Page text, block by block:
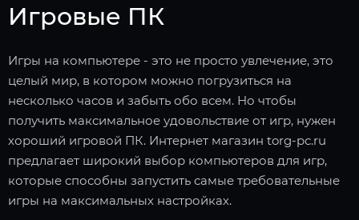
Игровые ПК
Игры на компьютере - это не просто увлечение, это
целый мир, в котором можно погрузиться на
несколько часов и забыть обо всем. Но чтобы
получить максимальное удовольствие от игр, нужен
хороший игровой ПК. Интернет магазин torg-pc.ru
предлагает широкий выбор компьютеров для игр,
которые способны запустить самые требовательные
игры на максимальных настройках.